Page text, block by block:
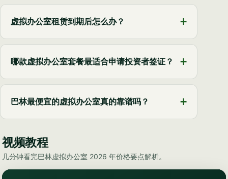
虚拟办公室租赁到期后怎么办？
哪款虚拟办公室套餐最适合申请投资者签证？
巴林最便宜的虚拟办公室真的靠谱吗？
视频教程
几分钟看完巴林虚拟办公室 2026 年价格要点解析。